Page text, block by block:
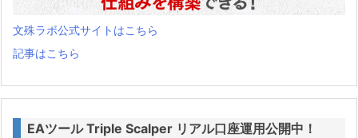
文殊ラボ公式サイトはこちら
記事はこちら
EAツール Triple Scalper リアル口座運用公開中！